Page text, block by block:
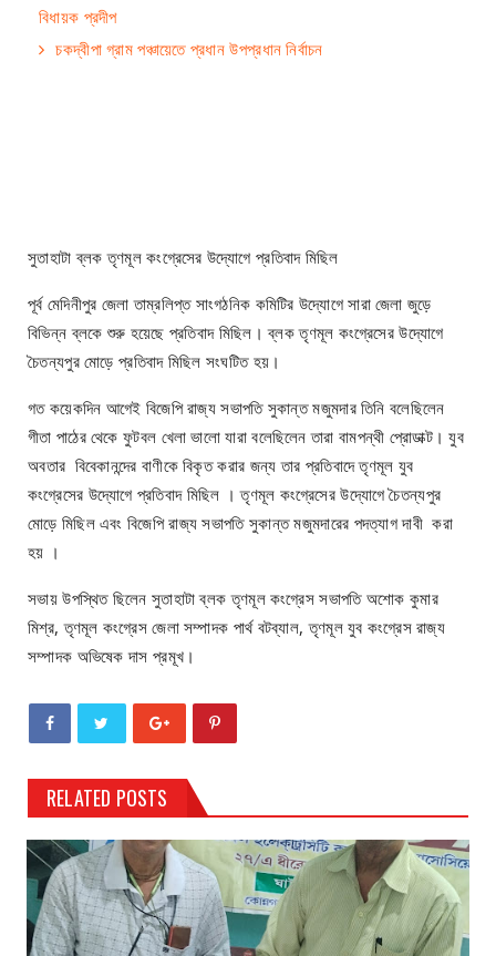
বিধায়ক প্রদীপ
চকদ্বীপা গ্রাম পঞ্চায়েতে প্রধান উপপ্রধান নির্বাচন
সুতাহাটা ব্লক তৃণমূল কংগ্রেসের উদ্যোগে প্রতিবাদ মিছিল
পূর্ব মেদিনীপুর জেলা তাম্রলিপ্ত সাংগঠনিক কমিটির উদ্যোগে সারা জেলা জুড়ে
বিভিন্ন ব্লকে শুরু হয়েছে প্রতিবাদ মিছিল। ব্লক তৃণমূল কংগ্রেসের উদ্যোগে
চৈতন্যপুর মোড়ে প্রতিবাদ মিছিল সংঘটিত হয়।
গত কয়েকদিন আগেই বিজেপি রাজ্য সভাপতি সুকান্ত মজুমদার তিনি বলেছিলেন
গীতা পাঠের থেকে ফুটবল খেলা ভালো যারা বলেছিলেন তারা বামপন্থী প্রোডাক্ট। যুব
অবতার বিবেকানন্দের বাণীকে বিকৃত করার জন্য তার প্রতিবাদে তৃণমূল যুব
কংগ্রেসের উদ্যোগে প্রতিবাদ মিছিল । তৃণমূল কংগ্রেসের উদ্যোগে চৈতন্যপুর
মোড়ে মিছিল এবং বিজেপি রাজ্য সভাপতি সুকান্ত মজুমদারের পদত্যাগ দাবী করা
হয় ।
সভায় উপস্থিত ছিলেন সুতাহাটা ব্লক তৃণমূল কংগ্রেস সভাপতি অশোক কুমার
মিশ্র, তৃণমূল কংগ্রেস জেলা সম্পাদক পার্থ বটব্যাল, তৃণমূল যুব কংগ্রেস রাজ্য
সম্পাদক অভিষেক দাস প্রমূখ।
RELATED POSTS